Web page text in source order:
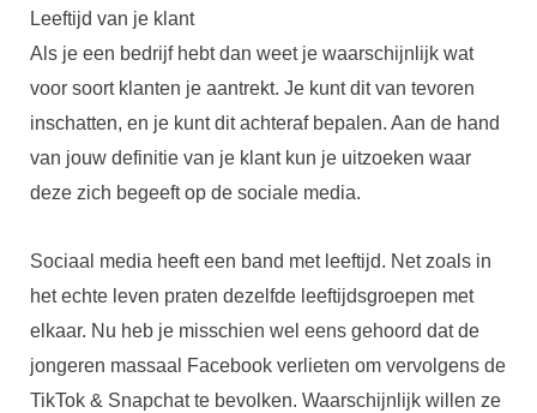
Leeftijd van je klant
Als je een bedrijf hebt dan weet je waarschijnlijk wat
voor soort klanten je aantrekt. Je kunt dit van tevoren
inschatten, en je kunt dit achteraf bepalen. Aan de hand
van jouw definitie van je klant kun je uitzoeken waar
deze zich begeeft op de sociale media.
Sociaal media heeft een band met leeftijd. Net zoals in
het echte leven praten dezelfde leeftijdsgroepen met
elkaar. Nu heb je misschien wel eens gehoord dat de
jongeren massaal Facebook verlieten om vervolgens de
TikTok & Snapchat te bevolken. Waarschijnlijk willen ze